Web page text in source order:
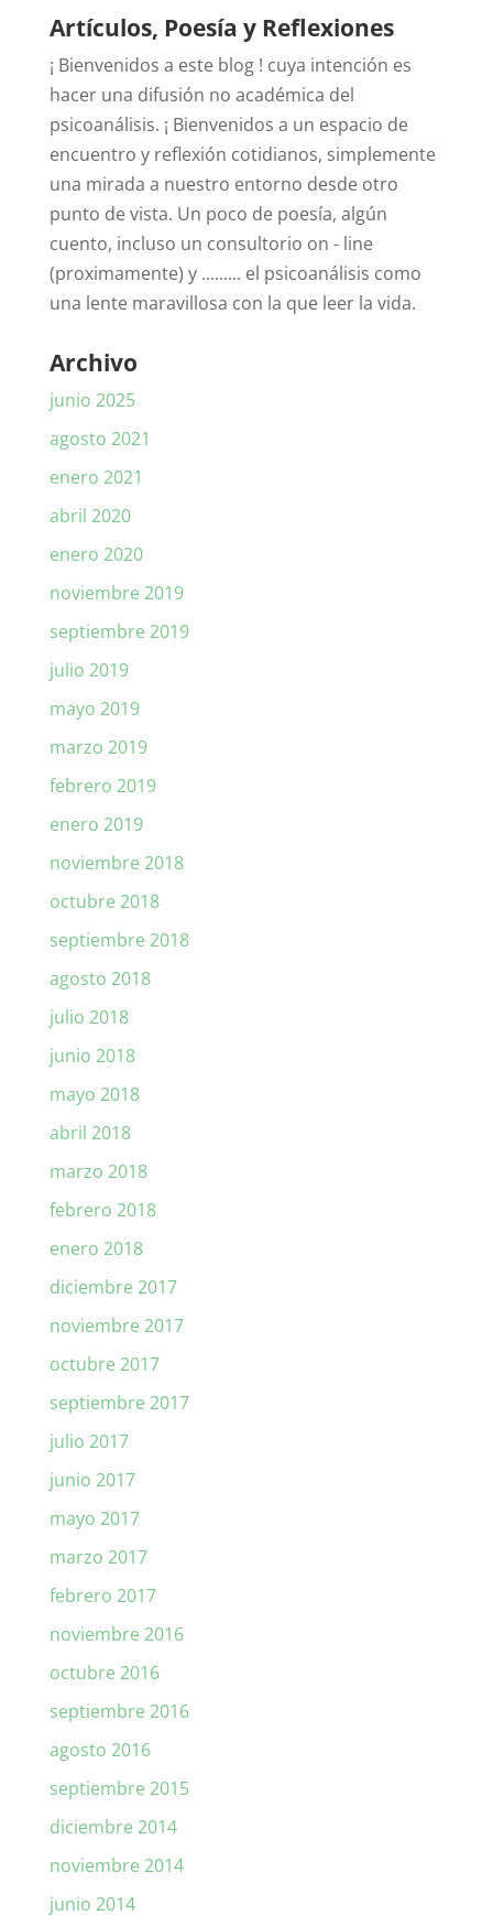
Artículos, Poesía y Reflexiones
¡ Bienvenidos a este blog ! cuya intención es
hacer una difusión no académica del
psicoanálisis. ¡ Bienvenidos a un espacio de
encuentro y reflexión cotidianos, simplemente
una mirada a nuestro entorno desde otro
punto de vista. Un poco de poesía, algún
cuento, incluso un consultorio on - line
(proximamente) y ......... el psicoanálisis como
una lente maravillosa con la que leer la vida.
Archivo
junio 2025
agosto 2021
enero 2021
abril 2020
enero 2020
noviembre 2019
septiembre 2019
julio 2019
mayo 2019
marzo 2019
febrero 2019
enero 2019
noviembre 2018
octubre 2018
septiembre 2018
agosto 2018
julio 2018
junio 2018
mayo 2018
abril 2018
marzo 2018
febrero 2018
enero 2018
diciembre 2017
noviembre 2017
octubre 2017
septiembre 2017
julio 2017
junio 2017
mayo 2017
marzo 2017
febrero 2017
noviembre 2016
octubre 2016
septiembre 2016
agosto 2016
septiembre 2015
diciembre 2014
noviembre 2014
junio 2014